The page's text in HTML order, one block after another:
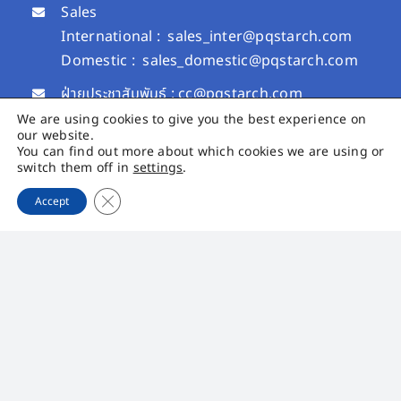
Sales
International :sales_inter@pqstarch.com
Domestic :sales_domestic@pqstarch.com
ฝ่ายประชาสัมพันธ์ :cc@pqstarch.com
ฝ่ายนักลงทุนสัมพันธ์ :ir@pqstarch.com
+66 (0) 4264 3818
+66 (0) 4264 3819
PQS Growth
We are using cookies to give you the best experience on
our website.
You can find out more about which cookies we are using or
switch them off in settings.
Accept Close GDPR Cookie Banner